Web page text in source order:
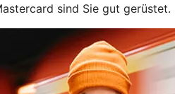
sind Sie gut gerüstet.